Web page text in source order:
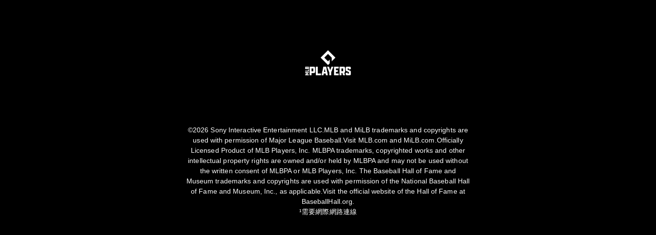
©2026 Sony Interactive Entertainment LLC.MLB and MiLB trademarks and copyrights are
used with permission of Major League Baseball.Visit MLB.com and MiLB.com.Officially
Licensed Product of MLB Players, Inc. MLBPA trademarks, copyrighted works and other
intellectual property rights are owned and/or held by MLBPA and may not be used without
the written consent of MLBPA or MLB Players, Inc. The Baseball Hall of Fame and
Museum trademarks and copyrights are used with permission of the National Baseball Hall
of Fame and Museum, Inc., as applicable.Visit the official website of the Hall of Fame at
BaseballHall.org.
¹需要網際網路連線